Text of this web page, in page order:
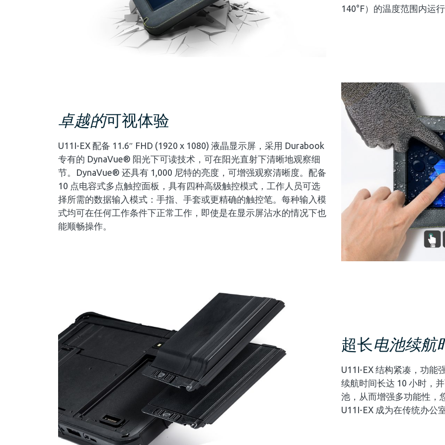
140°F）的温度范围内运
卓越的可视体验
U11I-EX 配备 11.6″ FHD (1920 x 1080) 液晶显示屏，采用 Durabook
专有的 DynaVue® 阳光下可读技术，可在阳光直射下清晰地观察细
节。DynaVue® 还具有 1,000 尼特的亮度，可增强观察清晰度。配备
10 点电容式多点触控面板，具有四种高级触控模式，工作人员可选
择所需的数据输入模式：手指、手套或更精确的触控笔。每种输入模
式均可在任何工作条件下正常工作，即使是在显示屏沾水的情况下也
能顺畅操作。
超长电池续航
U11I-EX 结构紧凑，功能
续航时间长达 10 小时，
池，从而增强多功能性，
U11I-EX 成为在传统办公